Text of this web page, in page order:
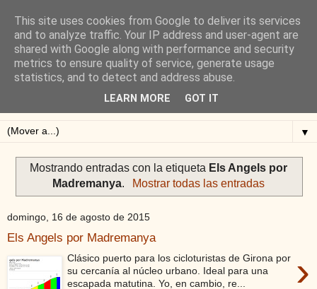
Blog de Alejandro San
Vicente
Blog sobre ciclismo: perfiles y altimetrías.
▼
Mostrando entradas con la etiqueta Els Angels por
Madremanya. Mostrar todas las entradas
domingo, 16 de agosto de 2015
Els Angels por Madremanya
›
Clásico puerto para los cicloturistas de Girona por
su cercanía al núcleo urbano. Ideal para una
escapada matutina. Yo, en cambio, re...
This site uses cookies from Google to deliver its services
and to analyze traffic. Your IP address and user-agent are
shared with Google along with performance and security
metrics to ensure quality of service, generate usage
statistics, and to detect and address abuse.
LEARN MORE GOT IT